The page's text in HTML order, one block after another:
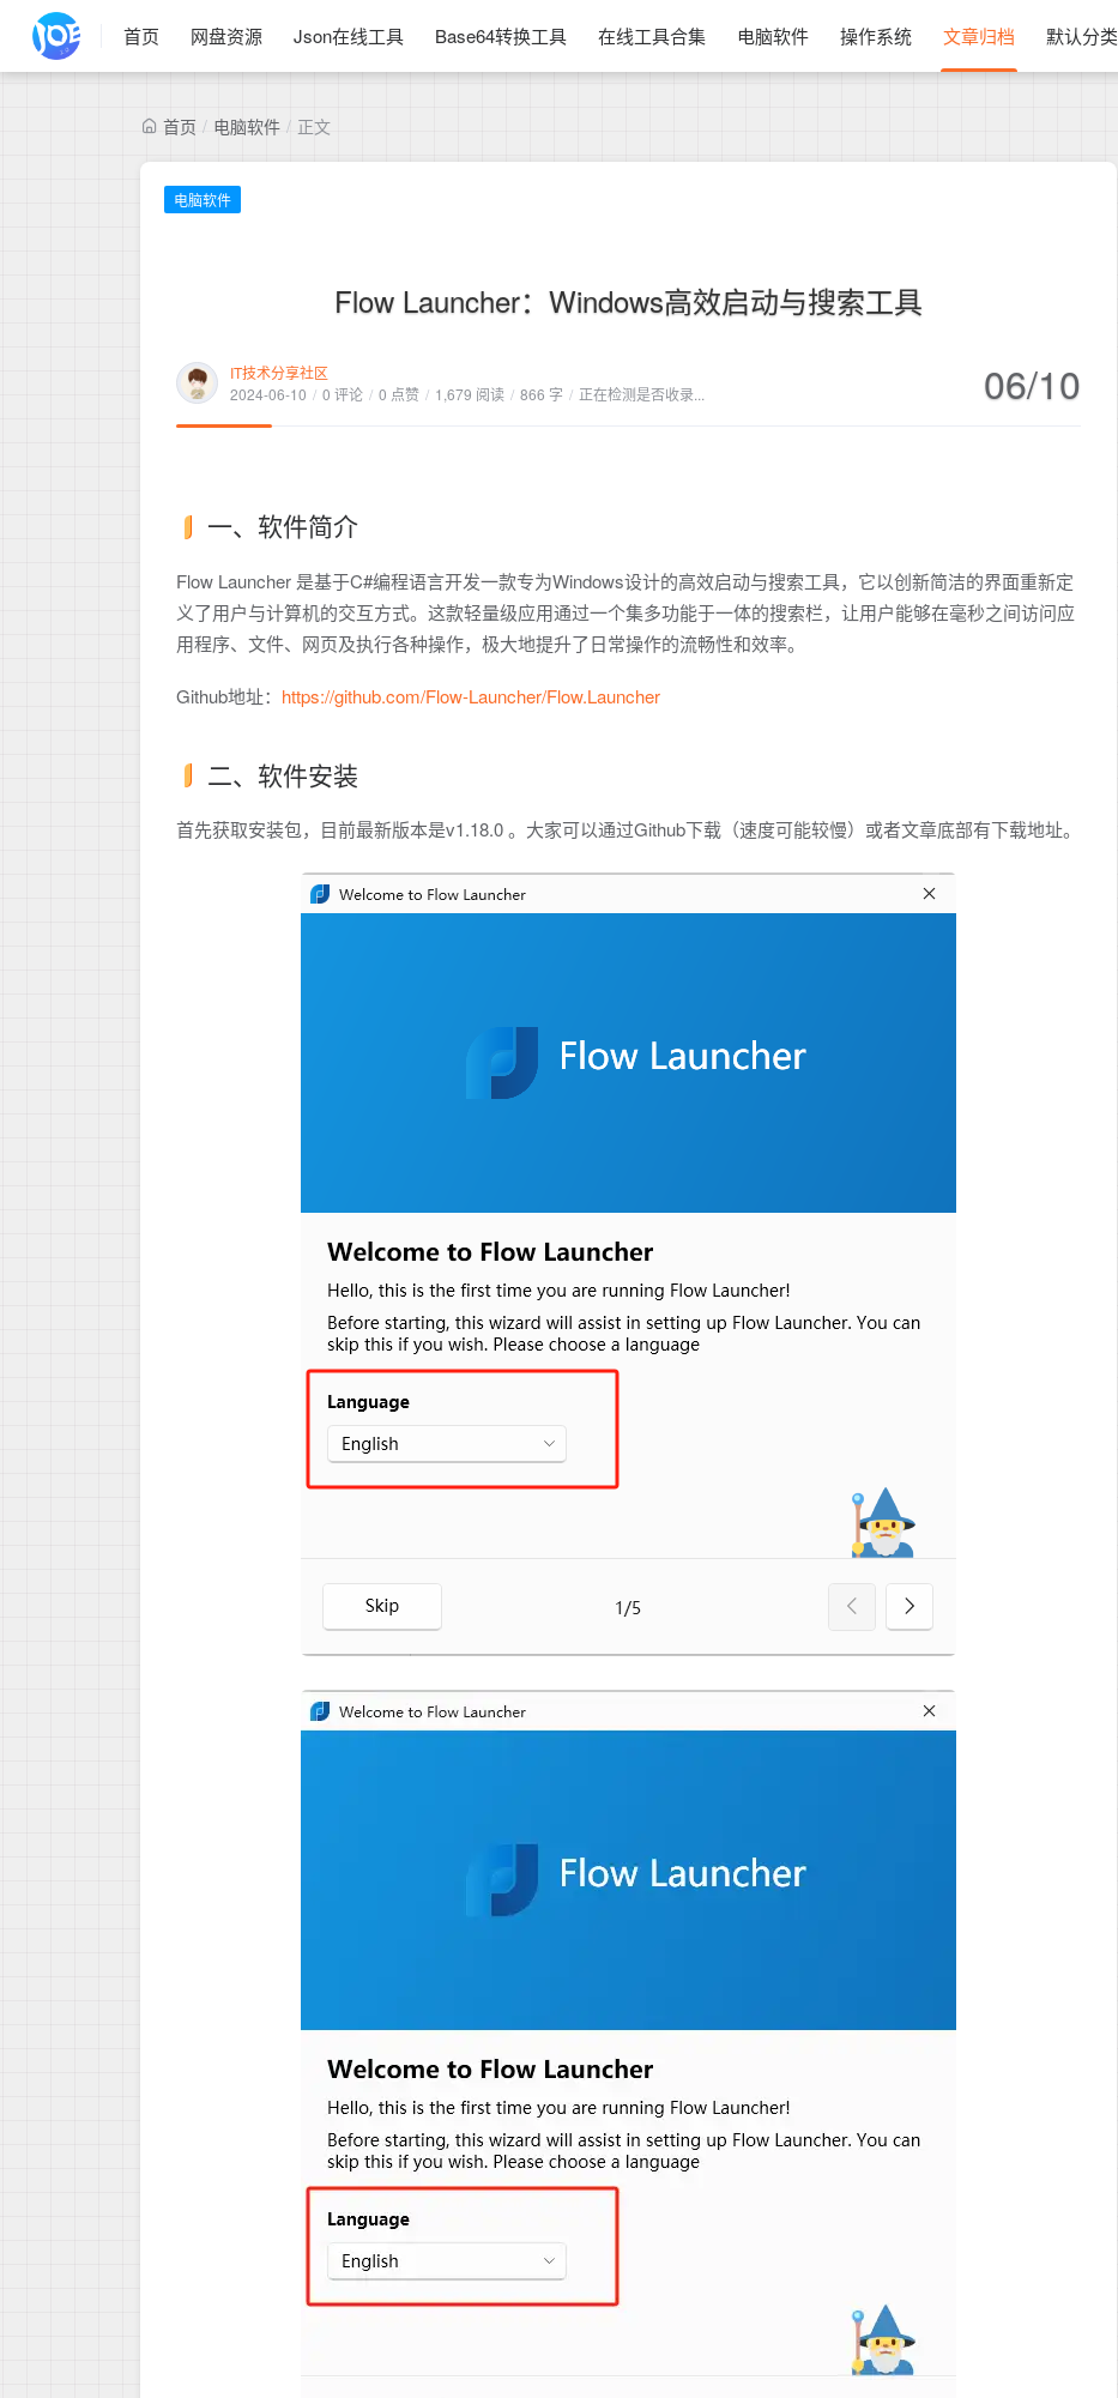
首页 网盘资源 Json在线工具 Base64转换工具 在线工具合集 电脑软件 操作系统 文章归档 默认分类
首页 / 电脑软件 / 正文
电脑软件
Flow Launcher：Windows高效启动与搜索工具
IT技术分享社区
2024-06-10 / 0 评论 / 0 点赞 / 1,679 阅读 / 866 字 / 正在检测是否收录... 06/10
一、软件简介
Flow Launcher 是基于C#编程语言开发一款专为Windows设计的高效启动与搜索工具，它以创新简洁的界面重新定
义了用户与计算机的交互方式。这款轻量级应用通过一个集多功能于一体的搜索栏，让用户能够在毫秒之间访问应
用程序、文件、网页及执行各种操作，极大地提升了日常操作的流畅性和效率。
Github地址： https://github.com/Flow-Launcher/Flow.Launcher
二、软件安装
首先获取安装包，目前最新版本是v1.18.0 。大家可以通过Github下载（速度可能较慢）或者文章底部有下载地址。